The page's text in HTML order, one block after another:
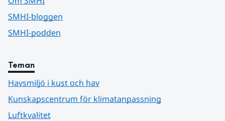
SMHI-bloggen
SMHI-podden
Teman
Havsmiljö i kust och hav
Kunskapscentrum för klimatanpassning
Luftkvalitet